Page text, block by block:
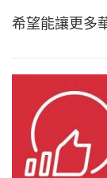
希望能讓更多